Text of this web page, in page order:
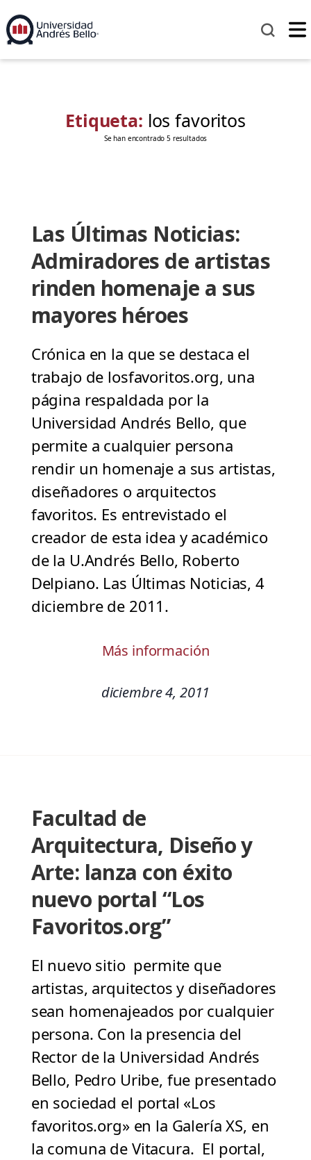
Etiqueta: los favoritos
Se han encontrado 5 resultados
Las Últimas Noticias:
Admiradores de artistas
rinden homenaje a sus
mayores héroes
Crónica en la que se destaca el
trabajo de losfavoritos.org, una
página respaldada por la
Universidad Andrés Bello, que
permite a cualquier persona
rendir un homenaje a sus artistas,
diseñadores o arquitectos
favoritos. Es entrevistado el
creador de esta idea y académico
de la U.Andrés Bello, Roberto
Delpiano. Las Últimas Noticias, 4
diciembre de 2011.
Más información
diciembre 4, 2011
Facultad de
Arquitectura, Diseño y
Arte: lanza con éxito
nuevo portal “Los
Favoritos.org”
El nuevo sitio permite que
artistas, arquitectos y diseñadores
sean homenajeados por cualquier
persona. Con la presencia del
Rector de la Universidad Andrés
Bello, Pedro Uribe, fue presentado
en sociedad el portal «Los
favoritos.org» en la Galería XS, en
la comuna de Vitacura. El portal,